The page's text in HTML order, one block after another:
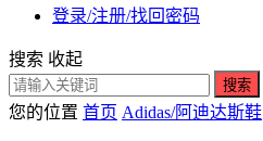
登录/注册/找回密码
搜索 收起
搜索
您的位置 首页 Adidas/阿迪达斯鞋